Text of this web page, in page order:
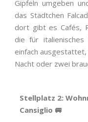
Gipfeln umgeben
das Städtchen
dort gibt es Cafés,
die für
einfach
Nacht oder zwei
Stellplatz 2:
Cansiglio 🚐